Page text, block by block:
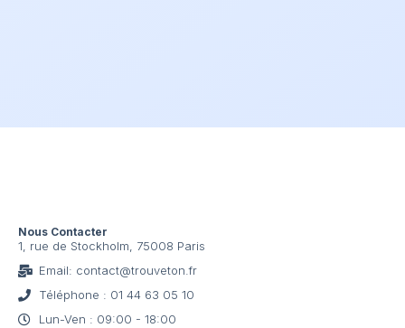
Nous Contacter
1, rue de Stockholm, 75008 Paris
Email: contact@trouveton.fr
Téléphone : 01 44 63 05 10
Lun-Ven : 09:00 - 18:00